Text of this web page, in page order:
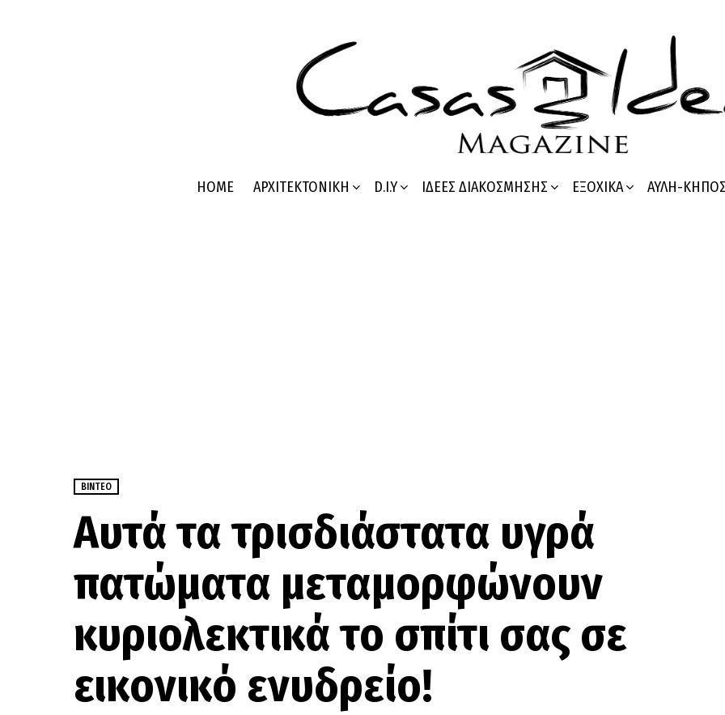
HOME ΑΡΧΙΤΕΚΤΟΝΙΚΉ D.I.Y ΙΔΈΕΣ ΔΙΑΚΌΣΜΗΣΗΣ ΕΞΟΧΙΚΆ ΑΥΛΉ-
ΒΊΝΤΕΟ
Αυτά τα τρισδιάστατα υγρά
πατώματα μεταμορφώνουν
κυριολεκτικά το σπίτι σας σε
εικονικό ενυδρείο!